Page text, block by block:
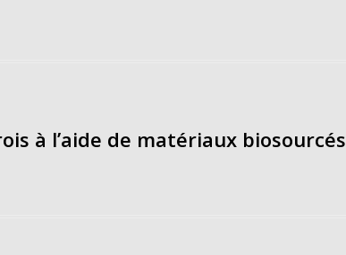
à l’aide de matériaux biosourcés